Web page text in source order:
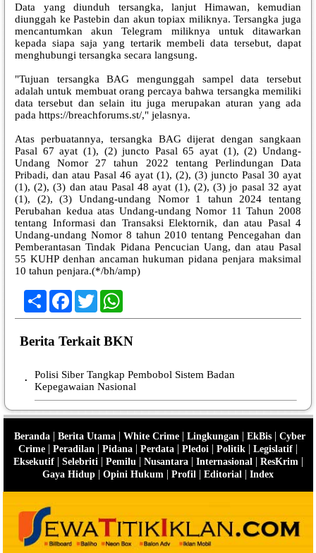
Data yang diunduh tersangka, lanjut Himawan, kemudian
diunggah ke Pastebin dan akun topiax miliknya. Tersangka juga
mencantumkan akun Telegram miliknya untuk ditawarkan
kepada siapa saja yang tertarik membeli data tersebut, dapat
menghubungi tersangka secara langsung.
"Tujuan tersangka BAG mengunggah sampel data tersebut
adalah untuk membuat orang percaya bahwa tersangka memiliki
data tersebut dan selain itu juga merupakan aturan yang ada
pada https://breachforums.st/," jelasnya.
Atas perbuatannya, tersangka BAG dijerat dengan sangkaan
Pasal 67 ayat (1), (2) juncto Pasal 65 ayat (1), (2) Undang-
Undang Nomor 27 tahun 2022 tentang Perlindungan Data
Pribadi, dan atau Pasal 46 ayat (1), (2), (3) juncto Pasal 30 ayat
(1), (2), (3) dan atau Pasal 48 ayat (1), (2), (3) jo pasal 32 ayat
(1), (2), (3) Undang-undang Nomor 1 tahun 2024 tentang
Perubahan kedua atas Undang-undang Nomor 11 Tahun 2008
tentang Informasi dan Transaksi Elektornik, dan atau Pasal 4
Undang-undang Nomor 8 tahun 2010 tentang Pencegahan dan
Pemberantasan Tindak Pidana Pencucian Uang, dan atau Pasal
55 KUHP denhan ancaman hukuman pidana penjara maksimal
10 tahun penjara.(*/bh/amp)
ShareFacebook
TwitterWhatsApp
Berita Terkait BKN
•
Polisi Siber Tangkap Pembobol Sistem Badan
Kepegawaian Nasional
Beranda| Berita Utama| White Crime| Lingkungan | EkBis| Cyber
Crime | Peradilan | Pidana | Perdata | Pledoi | Politik | Legislatif |
Eksekutif| Selebriti | Pemilu | Nusantara| Internasional | ResKrim |
Gaya Hidup | Opini Hukum | Profil | Editorial | Index